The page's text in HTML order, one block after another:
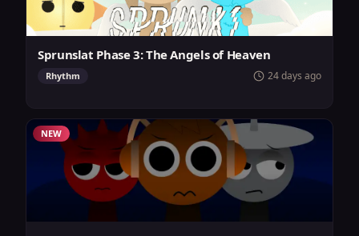
Sprunslat Phase 3: The Angels of Heaven
Rhythm 24 days ago
NEW